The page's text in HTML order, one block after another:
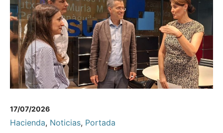
17/07/2026
Hacienda, Noticias, Portada